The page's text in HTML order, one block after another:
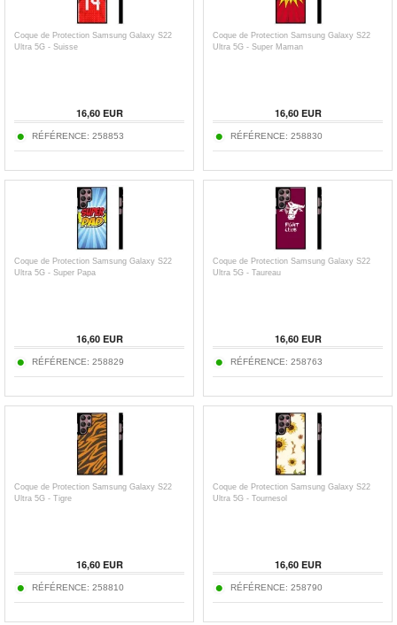
Coque de Protection Samsung Galaxy S22
Ultra 5G - Suisse
16,60 EUR
RÉFÉRENCE: 258853
Coque de Protection Samsung Galaxy S22
Ultra 5G - Super Maman
16,60 EUR
RÉFÉRENCE: 258830
Coque de Protection Samsung Galaxy S22
Ultra 5G - Super Papa
16,60 EUR
RÉFÉRENCE: 258829
Coque de Protection Samsung Galaxy S22
Ultra 5G - Taureau
16,60 EUR
RÉFÉRENCE: 258763
Coque de Protection Samsung Galaxy S22
Ultra 5G - Tigre
16,60 EUR
RÉFÉRENCE: 258810
Coque de Protection Samsung Galaxy S22
Ultra 5G - Tournesol
16,60 EUR
RÉFÉRENCE: 258790